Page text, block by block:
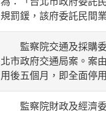
規罰鍰，該府委託民間
監察院交通及採購委
北市政府交通局案。案
用後五個月，即全面停
監察院財政及經濟委